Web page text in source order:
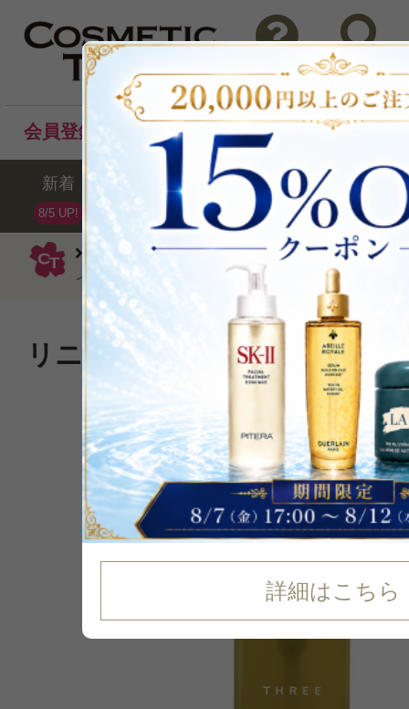
スリー オイルクレンジング
バラン
イル N185ml
問い合わせ 検索
会員登録後のお買い物でポイントプレゼント！
新着
8/5 UP!
セール ランキング ブ
詳細はこちら
リニューアル発売！ベストコ
レンジングオイル
P可 残り1点
24%
OFF